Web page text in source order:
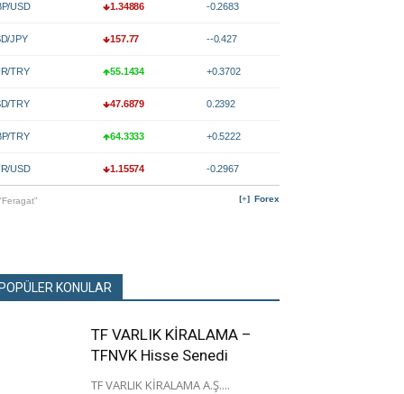
USD 1.34886 -0.2683
JPY 157.77 --0.427
TRY 55.1434 +0.3702
TRY 47.6879 0.2392
TRY 64.3333 +0.5222
USD 1.15574 -0.2967
Forex
POPÜLER KONULAR
TF VARLIK KİRALAMA –
TFNVK Hisse Senedi
TF VARLIK KİRALAMA A.Ş....